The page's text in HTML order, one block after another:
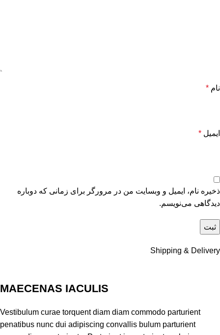
نام *
ایمیل *
ذخیره نام، ایمیل و وبسایت من در مرورگر برای زمانی که دوباره
دیدگاهی می‌نویسم.
Shipping & Delivery
MAECENAS IACULIS
Vestibulum curae torquent diam diam commodo parturient
penatibus nunc dui adipiscing convallis bulum parturient